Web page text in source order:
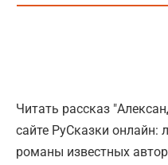
Читать рассказ
сайте РуСказки онлайн:
романы известных